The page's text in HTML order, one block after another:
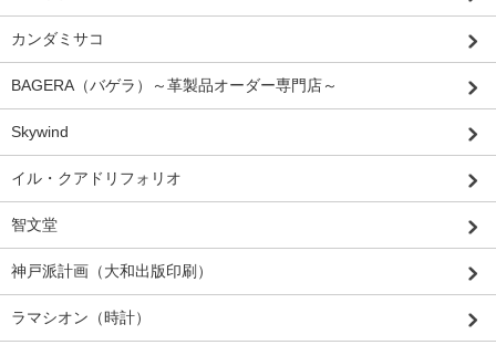
カンダミサコ
BAGERA（バゲラ）～革製品オーダー専門店～
Skywind
イル・クアドリフォリオ
智文堂
神戸派計画（大和出版印刷）
ラマシオン（時計）